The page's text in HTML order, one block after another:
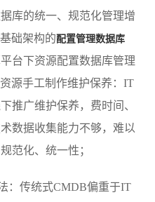
库的统一、规范化管理增
础架构的配置管理数据库
台下资源配置数据库管理
源手工制作维护保养：IT
推广维护保养，费时间、
数据收集能力不够，难以
范化、统一性；
：传统式CMDB偏重于IT